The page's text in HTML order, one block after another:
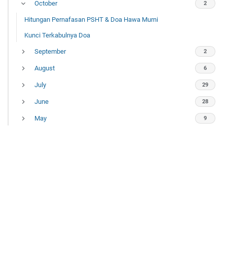
May 25
April
March
February 28
January 31
October 2
Hitungan Pernafasan PSHT & Doa Hawa Murni
Kunci Terkabulnya Doa
September 2
August 6
July 29
June 28
May 9